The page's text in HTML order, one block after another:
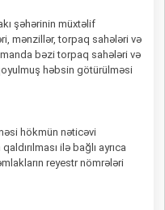
şəhərinin müxtəlif
mənzillər, torpaq sahələri və
bəzi torpaq sahələri və
həbsin götürülməsi
hökmün nəticəvi
ilə bağlı ayrıca
reyestr nömrələri